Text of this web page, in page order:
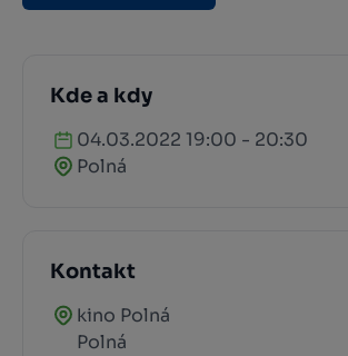
Kde a kdy
04.03.2022 19:00 - 20:30
Polná
Kontakt
kino Polná
Polná